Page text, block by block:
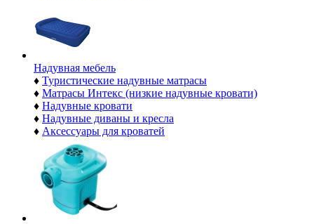
Надувная мебель
♦ Туристические надувные матрасы
♦ Матрасы Интекс (низкие надувные кровати)
♦ Надувные кровати
♦ Надувные диваны и кресла
♦ Аксессуары для кроватей